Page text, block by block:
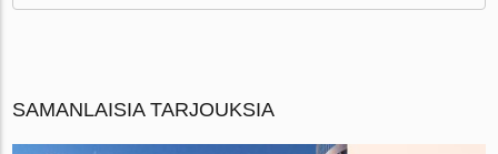
SAMANLAISIA TARJOUKSIA